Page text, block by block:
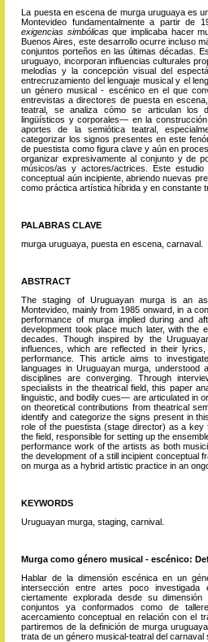
La puesta en escena de murga uruguaya es
Montevideo fundamentalmente a partir de
exigencias simbólicasque implicaba hacer
Buenos Aires, este desarrollo ocurre incluso
conjuntos porteños en las últimas décadas.
uruguayo, incorporan influencias culturales
melodías y la concepción visual del
entrecruzamiento del lenguaje musical y el
un género musical - escénico en el que
entrevistas a directores de puesta en
teatral, se analiza cómo se articulan los
lingüísticos y corporales— en la
aportes de la semiótica teatral,
categorizar los signos presentes en este
de puestista como figura clave y aún en
organizar expresivamente al conjunto y de
músicos/as y actores/actrices. Este
conceptual aún incipiente, abriendo nuevas
como práctica artística híbrida y en constante
PALABRAS CLAVE
murga uruguaya, puesta en escena, carnaval.
ABSTRACT
The staging of Uruguayan murga is an
Montevideo, mainly from 1985 onward, in a
performance of murga implied during and
development took place much later, with the
decades. Though inspired by the
influences, which are reflected in their
performance. This article aims to
languages in Uruguayan murga, understood
disciplines are converging. Through
specialists in the theatrical field, this paper
linguistic, and bodily cues— are articulated in
on theoretical contributions from theatrical
identify and categorize the signs present in
role of the puestista (stage director) as a
the field, responsible for setting up the
performance work of the artists as both
the development of a still incipient conceptual
on murga as a hybrid artistic practice in an
KEYWORDS
Uruguayan murga, staging, carnival.
Murga como género musical - escénico:
Hablar de la dimensión escénica en un
intersección entre artes poco investigada
ciertamente explorada desde su
conjuntos ya conformados como de
acercamiento conceptual en relación con el
partiremos de la definición de murga
trata de un género musical-teatral del carnaval